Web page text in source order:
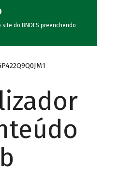
do BNDES preenchendo